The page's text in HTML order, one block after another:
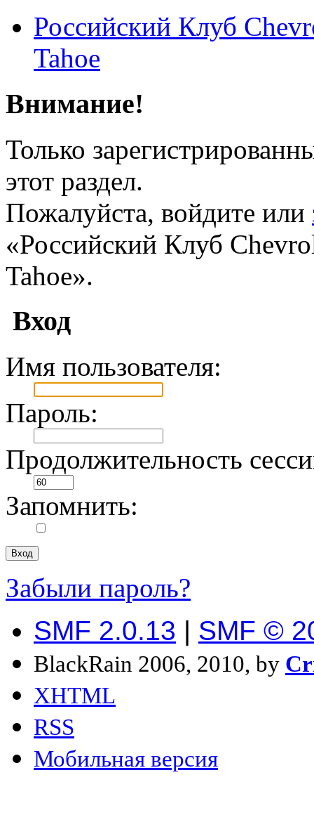
Российский Клуб
Tahoe
Внимание!
Только
этот раздел.
Пожалуйста, войдите или
«Российский Клуб
Tahoe».
Вход
Имя пользователя:
Пароль:
Продолжительность
Запомнить:
Забыли пароль?
SMF 2.0.13 | SMF ©
BlackRain 2006, 2010, by
XHTML
RSS
Мобильная версия